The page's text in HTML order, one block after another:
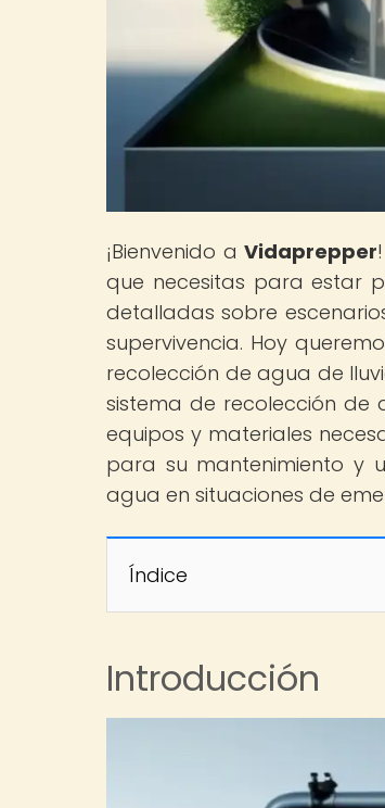
¡Bienvenido aVidaprepper
que necesitas para estar
detalladas sobre
supervivencia. Hoy
recolección de agua de
sistema de recolección de
equipos y materiales
para su mantenimiento y
agua en situaciones de
Índice
Introducción